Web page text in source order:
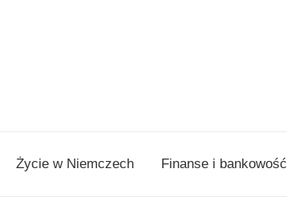
Życie w Niemczech Finanse i bankowość